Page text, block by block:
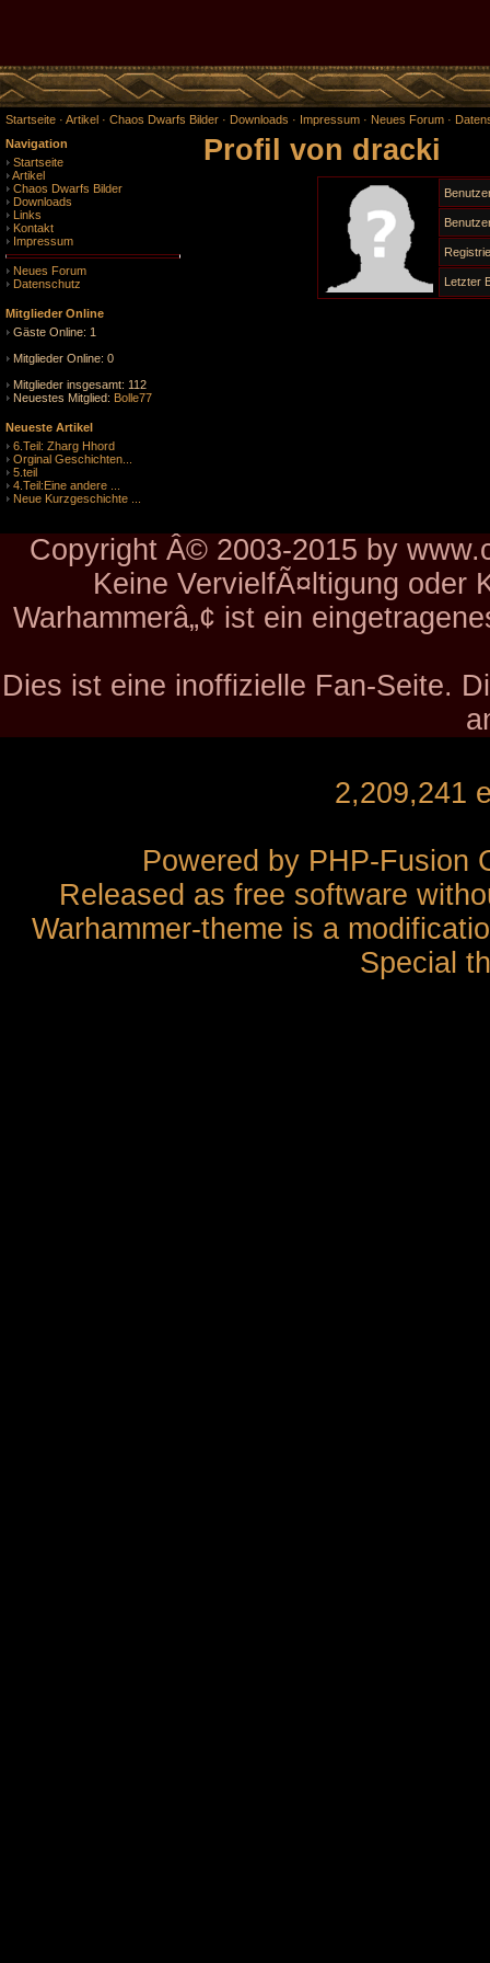
Startseite · Artikel · Chaos Dwarfs Bilder · Downloads · Impressum · Neues Forum ·
Navigation
Startseite
Artikel
Chaos Dwarfs Bilder
Downloads
Links
Kontakt
Impressum
Neues Forum
Datenschutz
Mitglieder Online
Gäste Online: 1
Mitglieder Online: 0
Mitglieder insgesamt: 112
Neuestes Mitglied: Bolle77
Neueste Artikel
6.Teil: Zharg Hhord
Orginal Geschichten...
5.teil
4.Teil:Eine andere ...
Neue Kurzgeschichte ...
Profil von dracki
Letzter
Copyright Â© 2003-2015 by
Keine VervielfÃ¤ltigung oder
Warhammerâ„¢ ist ein
Dies ist eine inoffizielle Fan-Seite.
2,209,241
Powered by PHP-Fusion
Released as free software
Warhammer-theme is a
Special